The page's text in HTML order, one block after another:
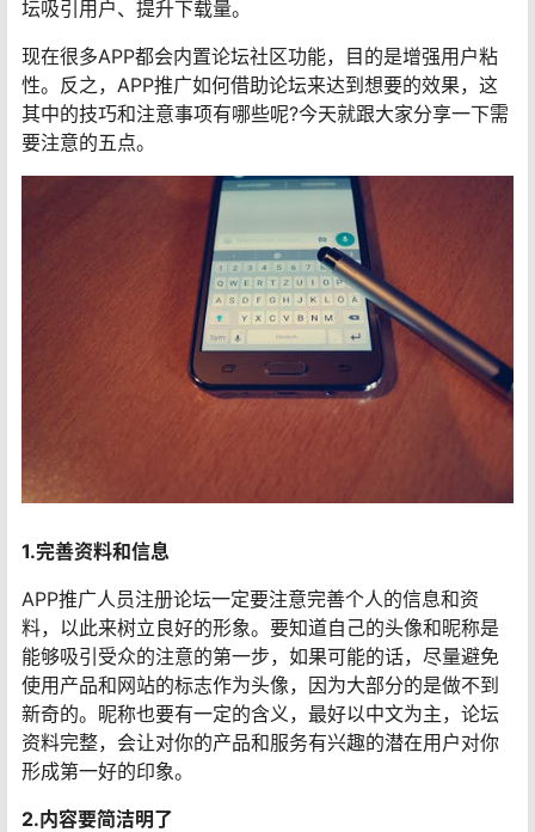
坛吸引用户、提升下载量。
现在很多APP都会内置论坛社区功能，目的是增强用户粘
性。反之，APP推广如何借助论坛来达到想要的效果，这
其中的技巧和注意事项有哪些呢?今天就跟大家分享一下需
要注意的五点。
1.完善资料和信息
APP推广人员注册论坛一定要注意完善个人的信息和资
料，以此来树立良好的形象。要知道自己的头像和昵称是
能够吸引受众的注意的第一步，如果可能的话，尽量避免
使用产品和网站的标志作为头像，因为大部分的是做不到
新奇的。昵称也要有一定的含义，最好以中文为主，论坛
资料完整，会让对你的产品和服务有兴趣的潜在用户对你
形成第一好的印象。
2.内容要简洁明了